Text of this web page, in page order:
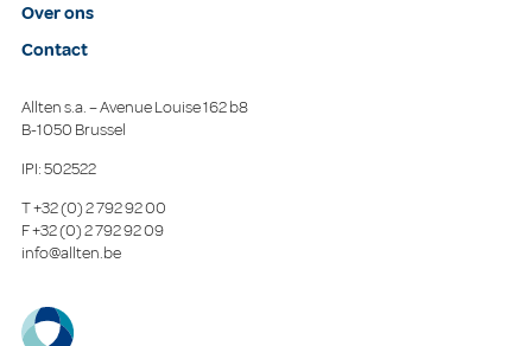
Over ons
Contact
Allten s.a. – Avenue Louise 162 b8
B-1050 Brussel
IPI: 502522
T+32 (0) 2 792 92 00
F+32 (0) 2 792 92 09
info@allten.be